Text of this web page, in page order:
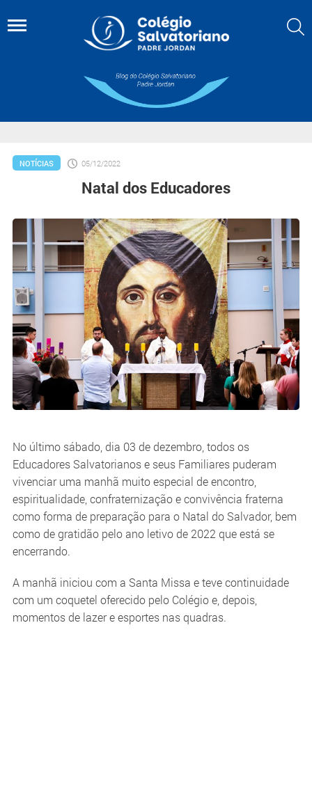
NOTÍCIAS 05/12/2022
Natal dos Educadores
No último sábado, dia 03 de dezembro, todos os
Educadores Salvatorianos e seus Familiares puderam
vivenciar uma manhã muito especial de encontro,
espiritualidade, confraternização e convivência fraterna
como forma de preparação para o Natal do Salvador, bem
como de gratidão pelo ano letivo de 2022 que está se
encerrando.
A manhã iniciou com a Santa Missa e teve continuidade
com um coquetel oferecido pelo Colégio e, depois,
momentos de lazer e esportes nas quadras.